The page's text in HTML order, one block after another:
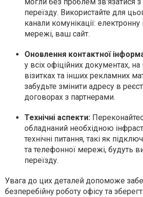
переїзду. Використайте для
канали комунікації: електронну
мережі, ваш сайт.
Оновлення контактної
у всіх офіційних документах, на
візитках та інших рекламних
забудьте змінити адресу в
договорах з партнерами.
Технічні аспекти:
обладнаний необхідною
технічні питання, такі як
та телефонної мережі, будуть
переїзду.
Увага до цих деталей допоможе
безперебійну роботу офісу та